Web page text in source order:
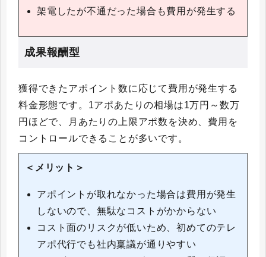
架電したが不通だった場合も費用が発生する
成果報酬型
獲得できたアポイント数に応じて費用が発生する
料金形態です。1アポあたりの相場は1万円～数万
円ほどで、月あたりの上限アポ数を決め、費用を
コントロールできることが多いです。
＜メリット＞
アポイントが取れなかった場合は費用が発生
しないので、無駄なコストがかからない
コスト面のリスクが低いため、初めてのテレ
アポ代行でも社内稟議が通りやすい